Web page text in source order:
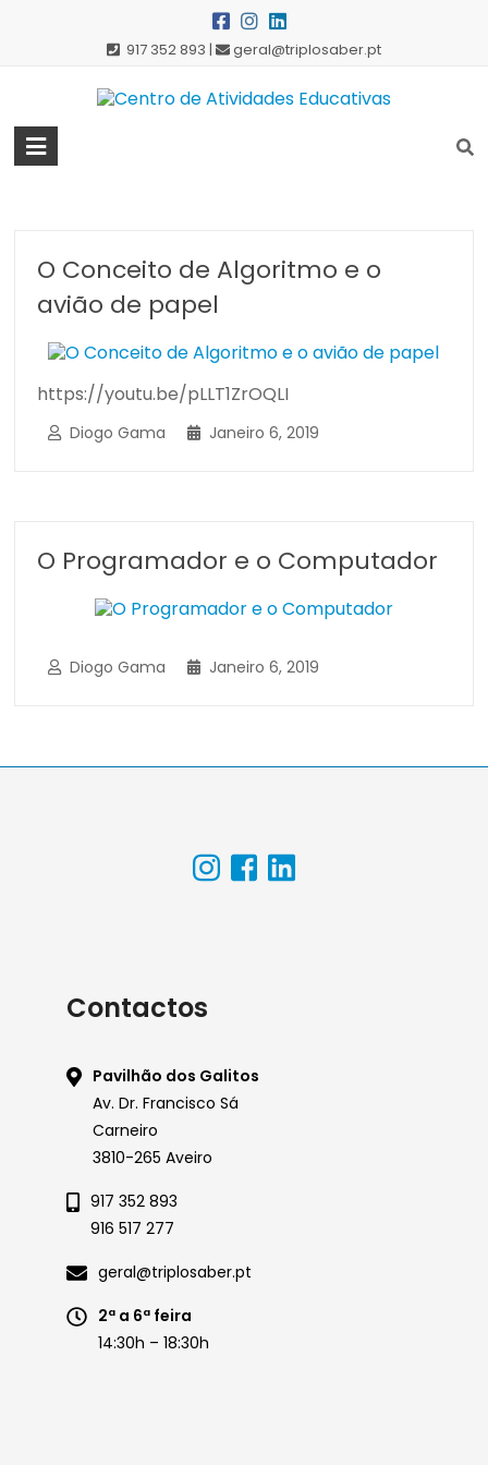
917 352 893 | geral@triplosaber.pt
Centro
Educativas
O Conceito de Algoritmo e o
avião de papel
https://youtu.be/pLLT1ZrOQLI
Diogo Gama Janeiro 6, 2019
O Programador e o Computador
Diogo Gama Janeiro 6, 2019
Contactos
Pavilhão dos Galitos
Av. Dr. Francisco Sá
Carneiro
3810-265 Aveiro
917 352 893
916 517 277
geral@triplosaber.pt
2ª a 6ª feira
14:30h – 18:30h